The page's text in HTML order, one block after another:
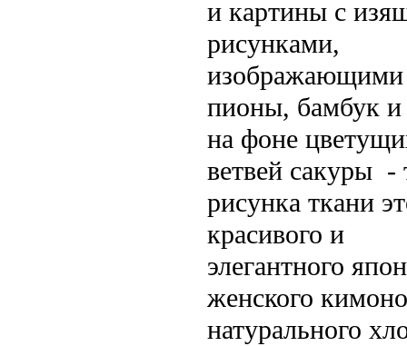
и картины с
рисунками,
изображающими
пионы, бамбук
на фоне
ветвей сакуры -
рисунка ткани
красивого и
элегантного
женского
натурального